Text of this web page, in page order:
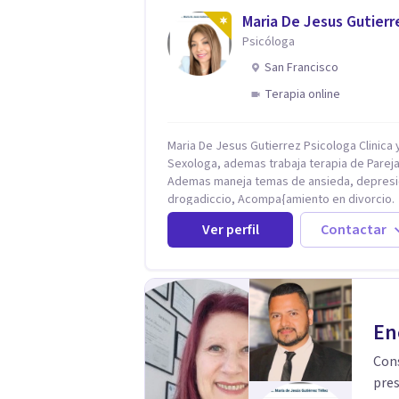
intención es hacer algo con lo que te está
pasando. No dudes en comunicarte a fin de
comenzar a resolver la situación que está
generando esa angustia.
Maria De Jesus
Psicóloga
San Francisco
Terapia online
Maria De Jesus Gutierrez Psicologa Clinica y
Sexologa, ademas trabaja terapia de
Ademas maneja temas de ansieda,
drogadiccio, Acompa{amiento en divorcio.
Maneja enfoque Cognitivo Conductual. Con
años de experiencia, constantemente
capacitandose en las diferntes areas de la
Ver perfil Contactar